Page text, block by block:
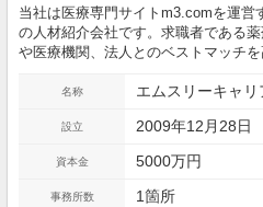
当社は医療専門サイトm3.comを運営
の人材紹介会社です。求職者である
や医療機関、法人とのベストマッチ
名称 エムスリーキャリ
設立 2009年12月28日
資本金 5000万円
事務所数 1箇所